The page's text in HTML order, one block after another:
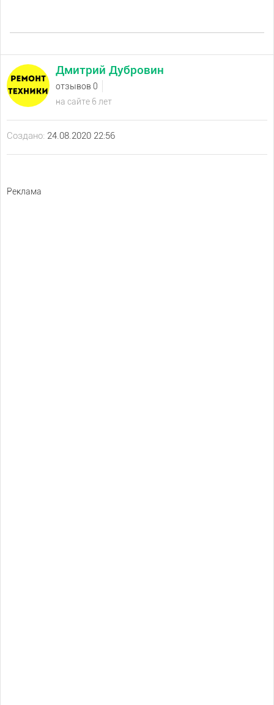
Дмитрий Дубровин
отзывов 0
на сайте 6 лет
Создано: 24.08.2020 22:56
Реклама